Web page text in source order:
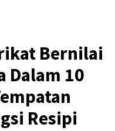
Bernilai
Dalam 10
Resipi